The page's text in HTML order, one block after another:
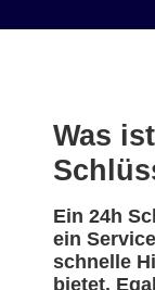
Was
Ein 24h
ein
schnelle
bietet.